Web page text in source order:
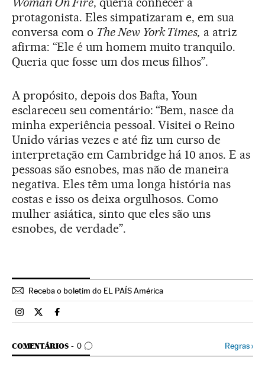
protagonista. Eles simpatizaram e, em sua
conversa com o The New York Times, a atriz
afirma: “Ele é um homem muito tranquilo.
Queria que fosse um dos meus filhos”.
A propósito, depois dos Bafta, Youn
esclareceu seu comentário: “Bem, nasce da
minha experiência pessoal. Visitei o Reino
Unido várias vezes e até fiz um curso de
interpretação em Cambridge há 10 anos. E as
pessoas são esnobes, mas não de maneira
negativa. Eles têm uma longa história nas
costas e isso os deixa orgulhosos. Como
mulher asiática, sinto que eles são uns
esnobes, de verdade”.
Receba o boletim do EL PAÍS América
Brasil El País Brasil en Instagram
Brasil El País Brasil en Twitter
Brasil El País Brasil en Facebook
COMENTÁRIOS 0
COMENTÁRIOS Regras›